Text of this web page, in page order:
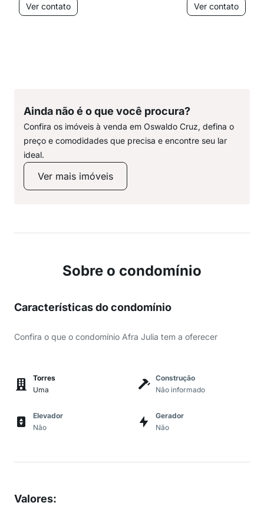
Ver contato
Ver contato
Ainda não é o que você procura?
Confira os imóveis à venda em Oswaldo Cruz, defina o
preço e comodidades que precisa e encontre seu lar
ideal.
Ver mais imóveis
Sobre o condomínio
Características do condomínio
Confira o que o condomínio Afra Julia tem a oferecer
Torres
Uma
Construção
Não informado
Elevador
Não
Gerador
Não
Valores: